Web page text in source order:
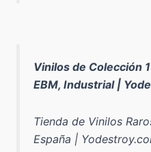
Vinilos de Colección
EBM, Industrial |
Tienda de Vinilos
España |